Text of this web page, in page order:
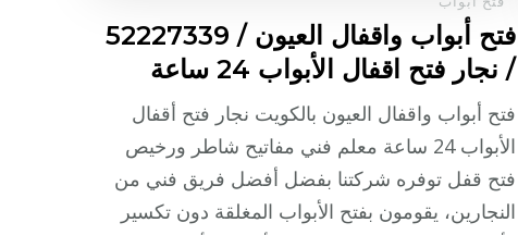
فتح أبواب واقفال العيون / 52227339
/ نجار فتح اقفال الأبواب 24 ساعة
فتح أبواب واقفال العيون بالكويت نجار فتح أقفال
الأبواب 24 ساعة معلم فني مفاتيح شاطر ورخيص
فتح قفل توفره شركتنا بفضل أفضل فريق فني من
النجارين، يقومون بفتح الأبواب المغلقة دون تكسير